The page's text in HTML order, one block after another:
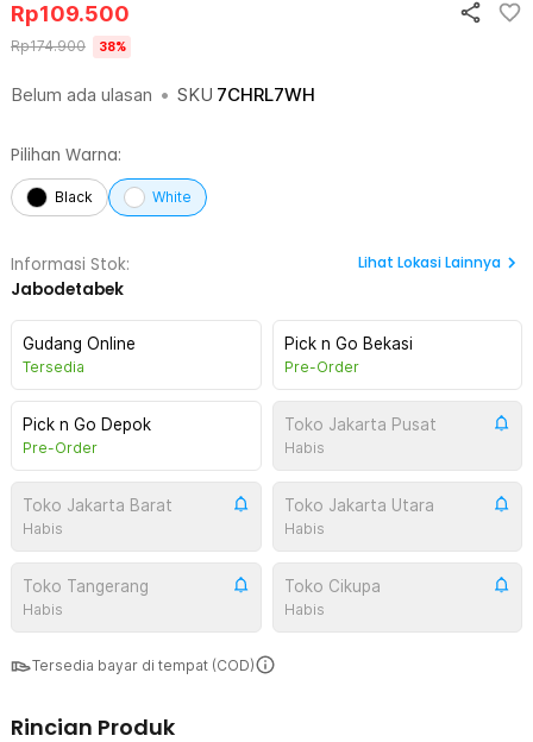
Belum ada ulasan • SKU 7CHRL7WH
Rp109.500
Rp174.900 38%
Pilihan Warna:
Black White
Informasi Stok:
Jabodetabek
Lihat Lokasi Lainnya
Gudang Online
Tersedia
Pick n Go Bekasi
Pre-Order
Pick n Go Depok
Pre-Order
Toko Jakarta Pusat
Habis
Toko Jakarta Barat
Habis
Toko Jakarta Utara
Habis
Toko Tangerang
Habis
Toko Cikupa
Habis
Tersedia bayar di tempat (COD)
Rincian Produk